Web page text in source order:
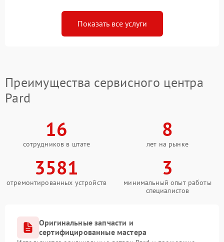
Показать все услуги
Преимущества сервисного центра
Pard
16
сотрудников в штате
8
лет на рынке
3581
отремонтированных устройств
3
минимальный опыт работы
специалистов
Оригинальные запчасти и
сертифицированные мастера